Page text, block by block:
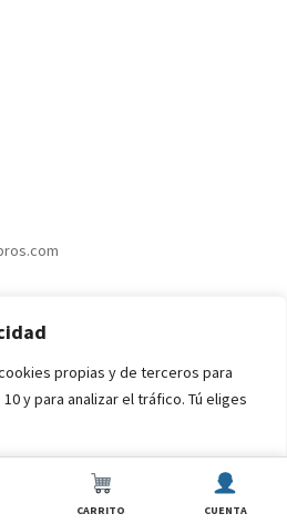
propias y de terceros para
y para analizar el tráfico. Tú eliges
Aceptar todo
CARRITO CUENTA
S.L.| Aviso Legal |
Política de
Condiciones de Compra